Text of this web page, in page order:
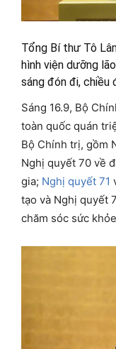
Tổng Bí thư Tô
hình viện dưỡng
sáng đón đi, chiều
Sáng 16.9, Bộ
toàn quốc quán
Bộ Chính trị, gồm
Nghị quyết 70 về
gia; Nghị quyết 71
tạo và Nghị quyết
chăm sóc sức